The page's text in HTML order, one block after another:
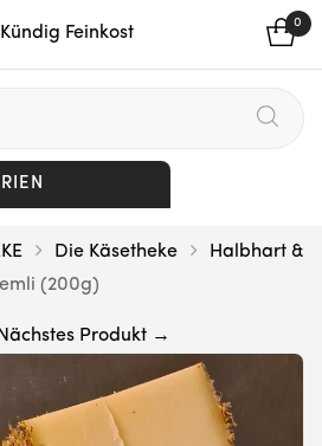
0
Die Käsetheke
Halbhart &
(200g)
Nächstes Produkt →